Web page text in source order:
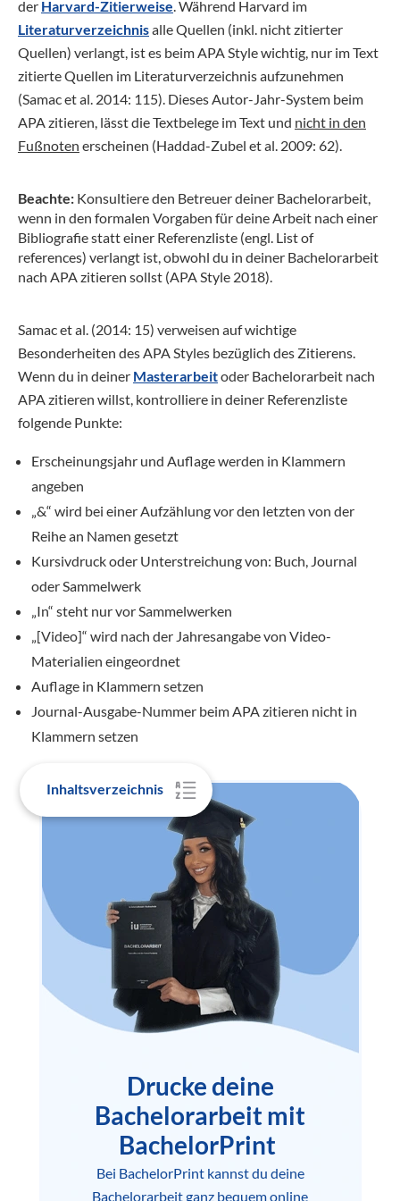
Inhaltsverzeichnis
der Harvard-Zitierweise . Während Harvard im
Literaturverzeichnisalle Quellen (inkl. nicht zitierter
Quellen) verlangt, ist es beim APA Style wichtig, nur im Text
zitierte Quellen im Literaturverzeichnis aufzunehmen
(Samac et al. 2014: 115). Dieses Autor-Jahr-System beim
APA zitieren, lässt die Textbelege im Text und nicht in den
Fußnoten erscheinen (Haddad-Zubel et al. 2009: 62).
Beachte: Konsultiere den Betreuer deiner Bachelorarbeit,
wenn in den formalen Vorgaben für deine Arbeit nach einer
Bibliografie statt einer Referenzliste (engl. List of
references) verlangt ist, obwohl du in deiner Bachelorarbeit
nach APA zitieren sollst (APA Style 2018).
Samac et al. (2014: 15) verweisen auf wichtige
Besonderheiten des APA Styles bezüglich des Zitierens.
Wenn du in deiner Masterarbeitoder Bachelorarbeit nach
APA zitieren willst, kontrolliere in deiner Referenzliste
folgende Punkte:
Erscheinungsjahr und Auflage werden in Klammern
angeben
„&“ wird bei einer Aufzählung vor den letzten von der
Reihe an Namen gesetzt
Kursivdruck oder Unterstreichung von: Buch, Journal
oder Sammelwerk
„In“ steht nur vor Sammelwerken
„[Video]“ wird nach der Jahresangabe von Video-
Materialien eingeordnet
Auflage in Klammern setzen
Journal-Ausgabe-Nummer beim APA zitieren nicht in
Klammern setzen
Drucke deine
Bachelorarbeit mit
BachelorPrint
Bei BachelorPrint kannst du deine
Bachelorarbeit ganz bequem online